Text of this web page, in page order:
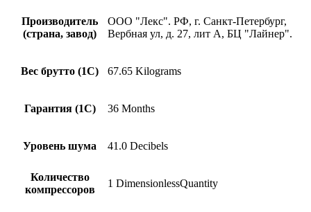
SSD
СХД
разветвители
планшетов
сканеров
радиаторы и системы охлаждения
SFP/CFP-модули
Производитель
(страна, завод)
ООО "Лекс". РФ, г. Санкт-Петербург,
Вербная ул, д. 27, лит А, БЦ "Лайнер".
Вес брутто (1С) 67.65 Kilograms
Гарантия (1С) 36 Months
Уровень шума 41.0 Decibels
Количество
компрессоров
1 DimensionlessQuantity